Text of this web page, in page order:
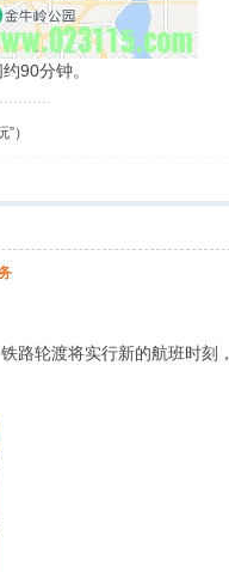
90分钟。
）
路轮渡将实行新的航班时刻，